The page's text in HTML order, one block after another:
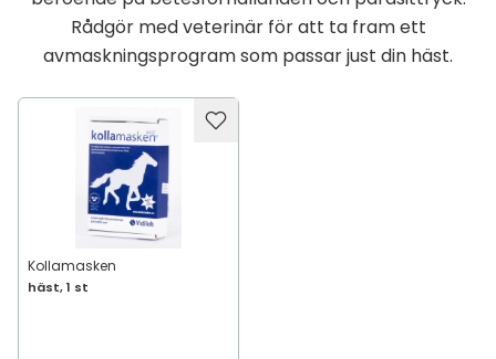
Rådgör med veterinär för att ta fram ett
avmaskningsprogram som passar just din häst.
Kollamasken
häst, 1 st